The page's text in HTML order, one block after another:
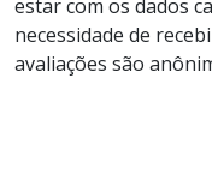
estar com os dados
necessidade de
avaliações são